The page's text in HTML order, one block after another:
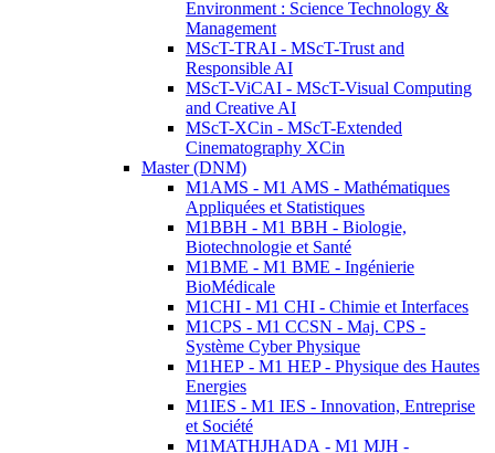
Environment : Science Technology &
Management
MScT-TRAI - MScT-Trust and
Responsible AI
MScT-ViCAI - MScT-Visual Computing
and Creative AI
MScT-XCin - MScT-Extended
Cinematography XCin
Master (DNM)
M1AMS - M1 AMS - Mathématiques
Appliquées et Statistiques
M1BBH - M1 BBH - Biologie,
Biotechnologie et Santé
M1BME - M1 BME - Ingénierie
BioMédicale
M1CHI - M1 CHI - Chimie et Interfaces
M1CPS - M1 CCSN - Maj. CPS -
Système Cyber Physique
M1HEP - M1 HEP - Physique des Hautes
Energies
M1IES - M1 IES - Innovation, Entreprise
et Société
M1MATHJHADA - M1 MJH -